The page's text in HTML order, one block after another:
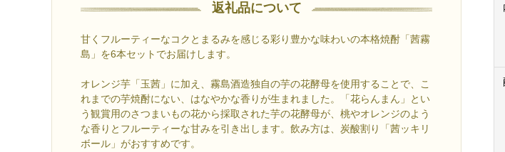
返礼品について
甘くフルーティーなコクとまるみを感じる彩り豊かな味わいの本格焼酎「茜霧
島」を6本セットでお届けします。
オレンジ芋「玉茜」に加え、霧島酒造独自の芋の花酵母を使用することで、こ
れまでの芋焼酎にない、はなやかな香りが生まれました。「花らんまん」とい
う観賞用のさつまいもの花から採取された芋の花酵母が、桃やオレンジのよう
な香りとフルーティーな甘みを引き出します。飲み方は、炭酸割り「茜ッキリ
ボール」がおすすめです。